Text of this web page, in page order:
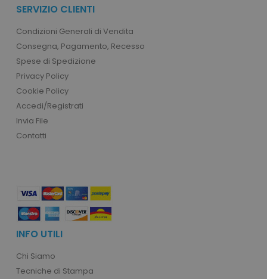
SERVIZIO CLIENTI
Condizioni Generali di Vendita
Consegna, Pagamento, Recesso
Spese di Spedizione
Privacy Policy
Cookie Policy
Accedi/Registrati
Invia File
Contatti
INFO UTILI
Chi Siamo
Tecniche di Stampa
private_content_version